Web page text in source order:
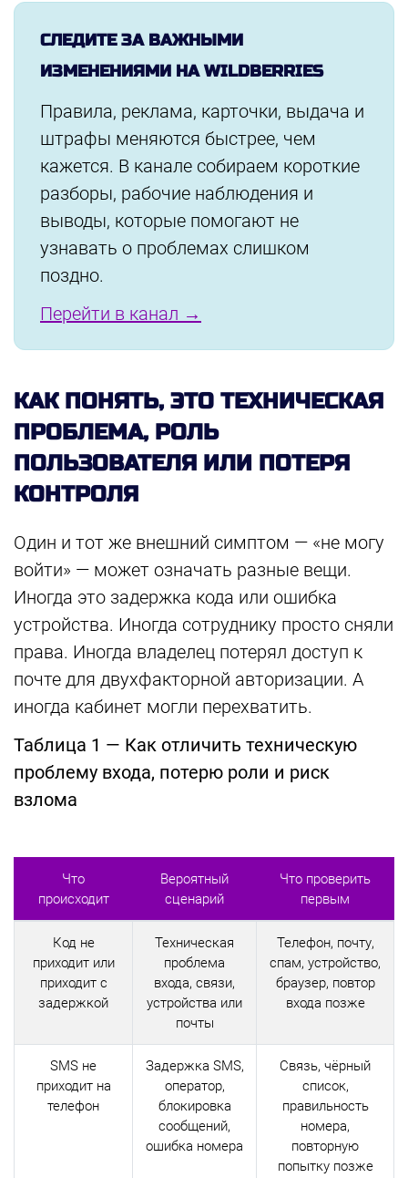
СЛЕДИТЕ ЗА ВАЖНЫМИ
ИЗМЕНЕНИЯМИ НА WILDBERRIES
Правила, реклама, карточки, выдача и
штрафы меняются быстрее, чем
кажется. В канале собираем короткие
разборы, рабочие наблюдения и
выводы, которые помогают не
узнавать о проблемах слишком
поздно.
Перейти в канал →
КАК ПОНЯТЬ, ЭТО ТЕХНИЧЕСКАЯ
ПРОБЛЕМА, РОЛЬ
ПОЛЬЗОВАТЕЛЯ ИЛИ ПОТЕРЯ
КОНТРОЛЯ
Один и тот же внешний симптом — «не могу
войти» — может означать разные вещи.
Иногда это задержка кода или ошибка
устройства. Иногда сотруднику просто сняли
права. Иногда владелец потерял доступ к
почте для двухфакторной авторизации. А
иногда кабинет могли перехватить.
Таблица 1 — Как отличить техническую
проблему входа, потерю роли и риск
взлома
Что
происходит
Вероятный
сценарий
Что проверить
первым
Код не
приходит или
приходит с
задержкой
Техническая
проблема
входа, связи,
устройства или
почты
Телефон, почту,
спам, устройство,
браузер, повтор
входа позже
SMS не
приходит на
телефон
Задержка SMS,
оператор,
блокировка
сообщений,
ошибка номера
Связь, чёрный
список,
правильность
номера,
повторную
попытку позже